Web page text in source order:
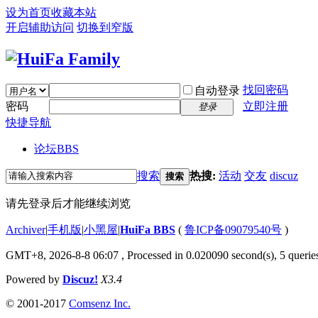
设为首页收藏本站
开启辅助访问 切换到窄版
自动登录 找回密码
密码
登录
立即注册
快捷导航
论坛BBS
搜索 搜索 热搜: 活动 交友 discuz
请先登录后才能继续浏览
Archiver|手机版|小黑屋|HuiFa BBS ( 鲁ICP备09079540号 )
GMT+8, 2026-8-8 06:07 , Processed in 0.020090 second(s), 5
Powered by Discuz! X3.4
© 2001-2017 Comsenz Inc.